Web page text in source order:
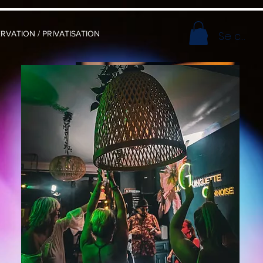
Se
/ PRIVATISATION